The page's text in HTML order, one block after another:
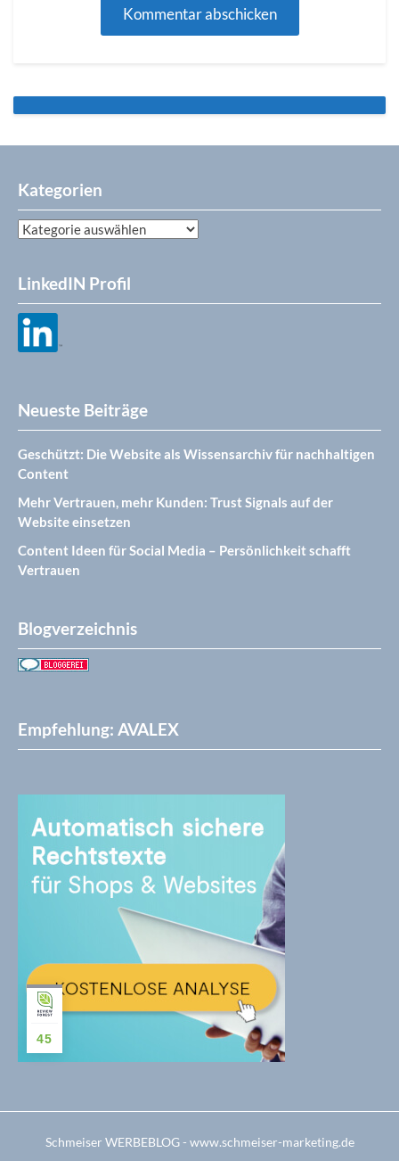
Kategorien
Kategorien
LinkedIN Profil
Neueste Beiträge
Geschützt: Die Website als Wissensarchiv für nachhaltigen
Content
Mehr Vertrauen, mehr Kunden: Trust Signals auf der
Website einsetzen
Content Ideen für Social Media – Persönlichkeit schafft
Vertrauen
Blogverzeichnis
Empfehlung: AVALEX
Schmeiser WERBEBLOG - www.schmeiser-marketing.de
45